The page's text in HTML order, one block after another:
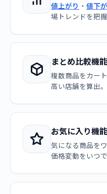
値上がり ・ 値下
場トレンドを把握
まとめ比較機能
複数商品をカー
高い店舗を算出。
お気に入り機能
気になる商品を
価格変動をいつ